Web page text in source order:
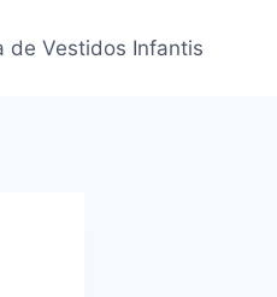
de Vestidos Infantis